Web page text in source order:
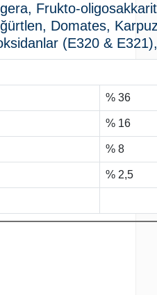
Frukto-
Domates,
(E320 & E321),
% 36
% 16
% 8
% 2,5